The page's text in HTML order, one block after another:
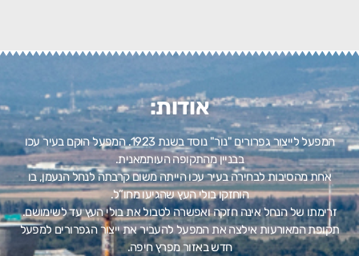
אודות:
המפעל לייצור גפרורים "נור" נוסד בשנת 1923. המפעל הוקם בעיר עכו
בבניין מהתקופה העותמאנית.
אחת מהסיבות לבחירה בעיר עכו הייתה משום קרבתה לנחל הנעמן, בו
הוחזקו בולי העץ שהגיעו מחו”ל.
זרימתו של הנחל אינה חזקה ואפשרה לטבול את בולי העץ עד לשימושם.
תקופת המאורעות אילצה את המפעל להעביר את ייצור הגפרורים למפעל
חדש באזור מפרץ חיפה.